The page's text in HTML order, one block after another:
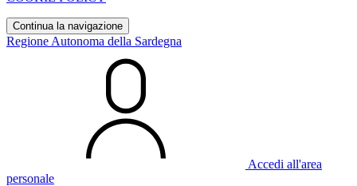
Continua la navigazione
Regione Autonoma della Sardegna
Accedi all'area
personale